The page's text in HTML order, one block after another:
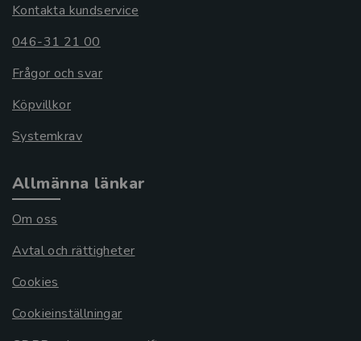
Kontakta kundservice
046-31 21 00
Frågor och svar
Köpvillkor
Systemkrav
Allmänna länkar
Om oss
Avtal och rättigheter
Cookies
Cookieinställningar